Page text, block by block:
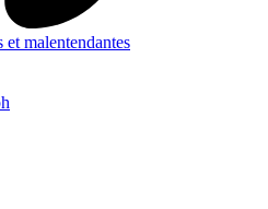
et malentendantes